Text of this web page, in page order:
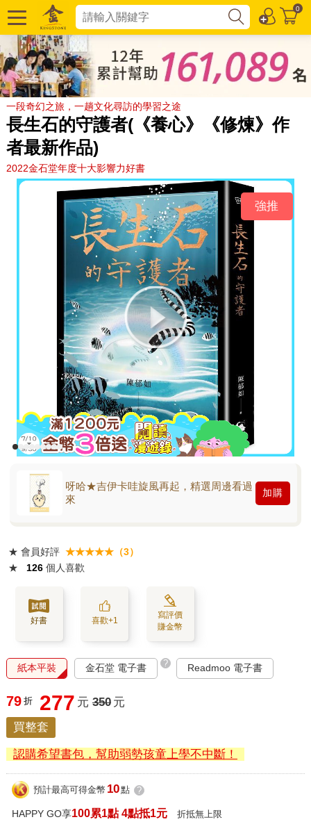
0
一段奇幻之旅，一趟文化尋訪的學習之途
長生石的守護者(《養心》《修煉》作
者最新作品)
2022金石堂年度十大影響力好書
強推
呀哈★吉伊卡哇旋風再起，精選周邊看過
來
加購
★ 會員好評 ★★★★★（3）
★
126 個人喜歡
好書 喜歡+1
寫評價
賺金幣
紙本平裝 金石堂 電子書 ? Readmoo 電子書
79 折 277 元 350 元
買整套
認購希望書包，幫助弱勢孩童上學不中斷！
預計最高可得金幣 10點 ?
HAPPY GO享100累1點 4點抵1元 折抵無上限